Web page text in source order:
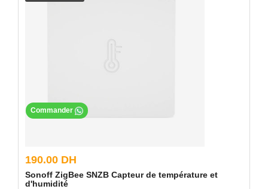
190.00 DH
Sonoff ZigBee SNZB Capteur de température et
d'humidité
Commander